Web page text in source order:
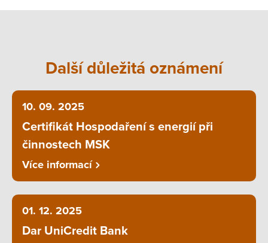
Další důležitá oznámení
10. 09. 2025
Certifikát Hospodaření s energií při
činnostech MSK
Více informací
01. 12. 2025
Dar UniCredit Bank